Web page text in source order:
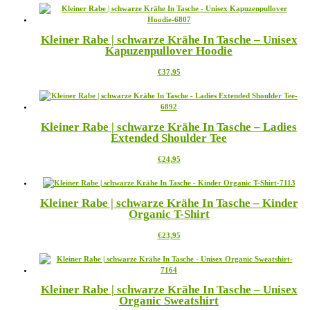
auf
der
gewählt
werden
weist
mehrere
auf.
Die
können
der
werden
Kleiner Rabe | schwarze Krähe In Tasche – Unisex
Kapuzenpullover Hoodie
€37,95Dieses
weist
auf.
Die
können
der
gewählt
werden
Kleiner Rabe | schwarze Krähe In Tasche – Ladies
Extended Shoulder Tee
€24,95Dieses
weist
Varianten
auf.
Optionen
auf
gewählt
werden
Kleiner Rabe | schwarze Krähe In Tasche – Kinder
Organic T-Shirt
€23,95Dieses
weist
auf.
Die
Kleiner Rabe | schwarze Krähe In Tasche – Unisex
Organic Sweatshirt